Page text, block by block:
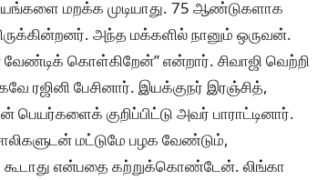
மறக்க முடியாது. 75 ஆண்டுகளாக
அந்த மக்களில் நானும் ஒருவன்.
கொள்கிறேன்’’ என்றார். சிவாஜி வெற்றி
ரஜினி பேசினார். இயக்குநர் இரஞ்சித்,
பெயர்களைக் குறிப்பிட்டு அவர் பாராட்டினார்.
மட்டுமே பழக வேண்டும்,
என்பதை கற்றுக்கொண்டேன். லிங்கா